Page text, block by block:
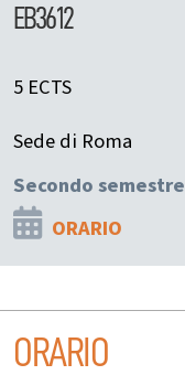
EB3612
5 ECTS
Sede di Roma
Secondo semestre
ORARIO
ORARIO